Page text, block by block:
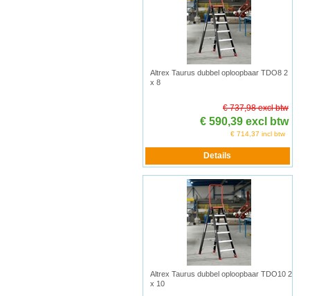
Altrex Taurus dubbel oploopbaar TDO8 2
x 8
€ 737,98 excl btw
€ 590,39 excl btw
€ 714,37 incl btw
Altrex Taurus dubbel oploopbaar TDO10 2
x 10